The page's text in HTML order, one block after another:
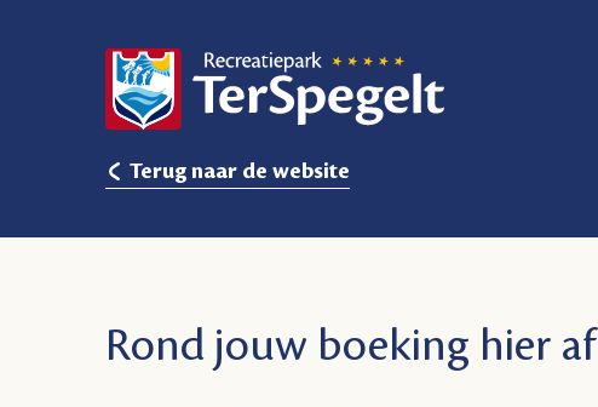
Terug naar de website
Rond jouw boeking hier af